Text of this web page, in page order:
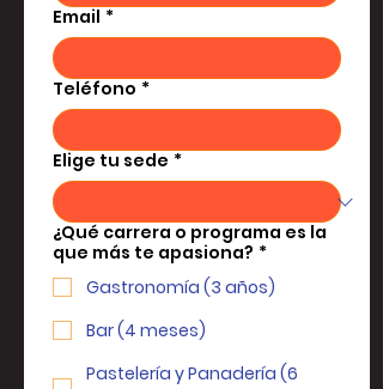
Email *
Teléfono *
Elige tu sede *
¿Qué carrera o programa es la
que más te apasiona? *
Gastronomía (3 años)
Bar (4 meses)
Pastelería y Panadería (6